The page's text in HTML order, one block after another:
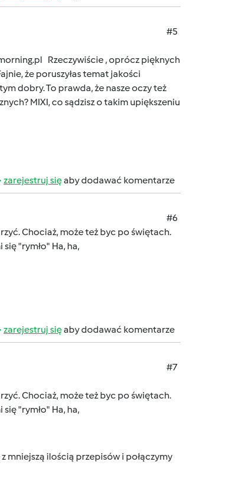
#5
Rzeczywiście , oprócz pięknych
że poruszyłas temat jakości
dobry. To prawda, że nasze oczy też
MIXI, co sądzisz o takim upiększeniu
zarejestruj sięaby dodawać komentarze
#6
Chociaż, może też byc po świętach.
"rymło" Ha, ha,
zarejestruj sięaby dodawać komentarze
#7
Chociaż, może też byc po świętach.
"rymło" Ha, ha,
mniejszą ilością przepisów i połączymy